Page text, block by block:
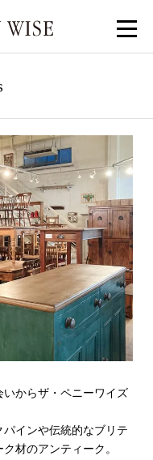
からザ・ペニーワイズ
インや伝統的なブリテ
材のアンティーク。